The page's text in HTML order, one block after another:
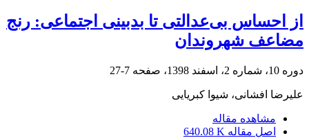
از احساس بی‌عدالتی تا بدبینی اجتماعی: رنج
مضاعف شهروندان
دوره 10، شماره 2، اسفند 1398، صفحه 7-27
علیرضا افشانی، شیوا کبریایی
مشاهده مقاله
اصل مقاله 640.08 K